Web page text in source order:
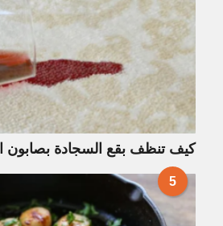
كيف تنظف بقع السجادة بصابون
5